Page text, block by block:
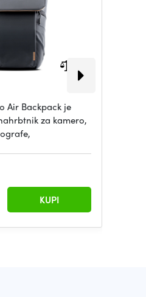
Air Backpack je
za kamero,
KUPI